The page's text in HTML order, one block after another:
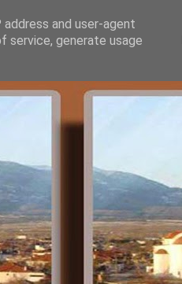
and user-agent
service, generate usage